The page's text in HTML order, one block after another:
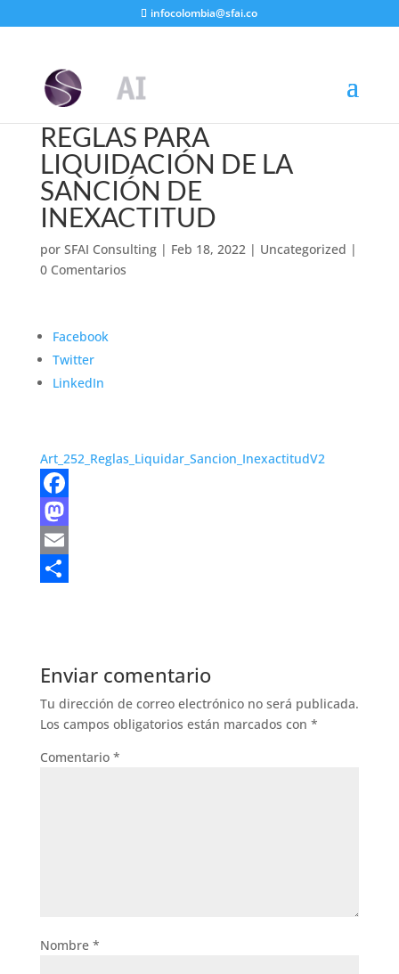
infocolombia@sfai.co
REGLAS PARA
LIQUIDACIÓN DE LA
SANCIÓN DE
INEXACTITUD
por SFAI Consulting| Feb 18, 2022| Uncategorized |
0 Comentarios
Facebook
Twitter
LinkedIn
Art_252_Reglas_Liquidar_Sancion_InexactitudV2
F
a
c
o
k
M
a
d
o
E
lr
e
Enviar comentario
Tu dirección de correo electrónico no será publicada.
Los campos obligatorios están marcados con *
Comentario *
Nombre *